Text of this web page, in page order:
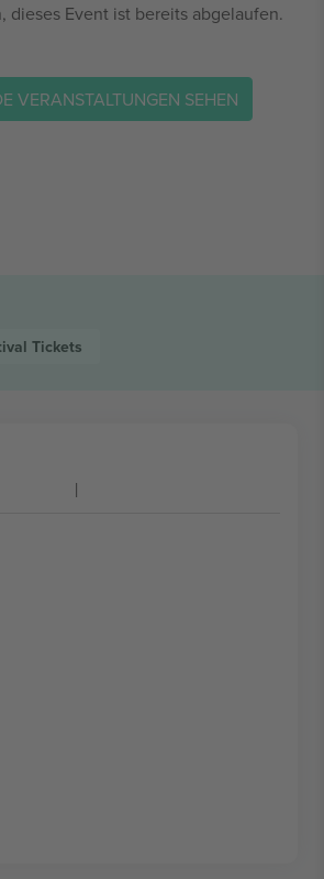
dieses Event ist bereits abgelaufen.
VERANSTALTUNGEN SEHEN
Tickets